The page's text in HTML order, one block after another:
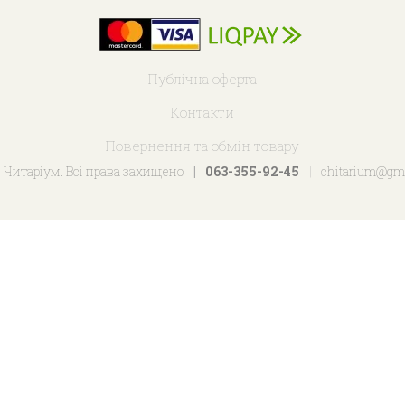
Публічна оферта
Контакти
Повернення та обмін товару
Всі права захищено 063-355-92-45